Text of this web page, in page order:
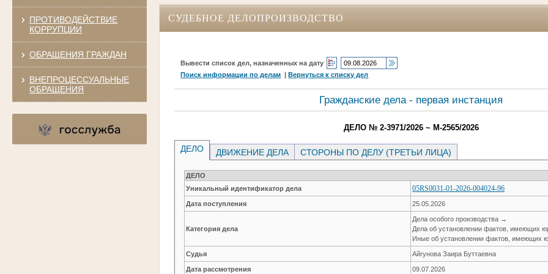
ПРОТИВОДЕЙСТВИЕ
КОРРУПЦИИ
ОБРАЩЕНИЯ ГРАЖДАН
ВНЕПРОЦЕССУАЛЬНЫЕ
ОБРАЩЕНИЯ
СУДЕБНОЕ ДЕЛОПРОИЗВОДСТВО
Вывести список дел, назначенных на дату
Поиск информации по делам |Вернуться к списку дел
Гражданские дела - первая инстанция
ДЕЛО № 2-3971/2026 ~ М-2565/2026
ДЕЛО ДВИЖЕНИЕ ДЕЛА СТОРОНЫ ПО ДЕЛУ (ТРЕТЬИ ЛИЦА)
ДЕЛО
Уникальный идентификатор дела
05RS0031-01-2026-004024-96
Дата поступления 25.05.2026
Категория дела
Дела особого производства →
Дела об установлении фактов, имеющих
Иные об установлении фактов, имеющих
Судья Айгунова Заира Буттаевна
Дата рассмотрения 09.07.2026